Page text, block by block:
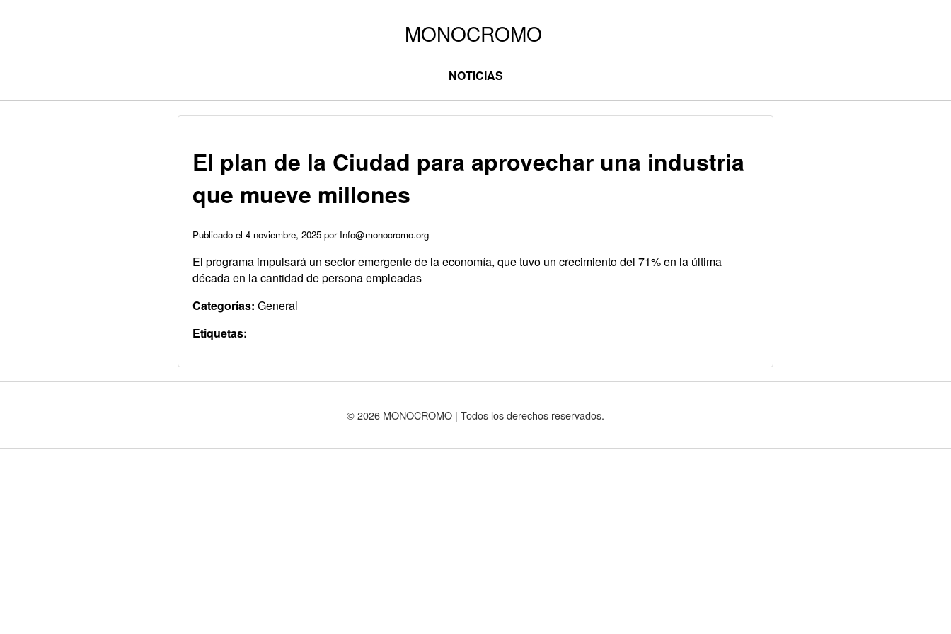
NOTICIAS
El plan de la Ciudad para aprovechar una industria
que mueve millones
Publicado el 4 noviembre, 2025 por Info@monocromo.org
El programa impulsará un sector emergente de la economía, que tuvo un crecimiento del 71% en la última
década en la cantidad de persona empleadas
Categorías: General
Etiquetas:
© 2026 MONOCROMO | Todos los derechos reservados.